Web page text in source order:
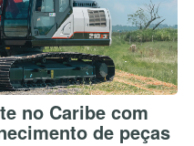
no Caribe com
de peças